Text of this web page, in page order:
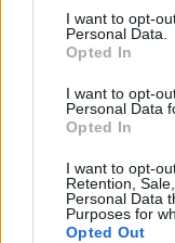
consent section.
I want to opt-
Personal Data.
Opted In
I want to opt-
Personal Data
Opted In
I want to opt-
Retention,
Personal Data
Purposes for
Opted Out
jelek szerint
biztonsági
küldetés, a
kudarcának